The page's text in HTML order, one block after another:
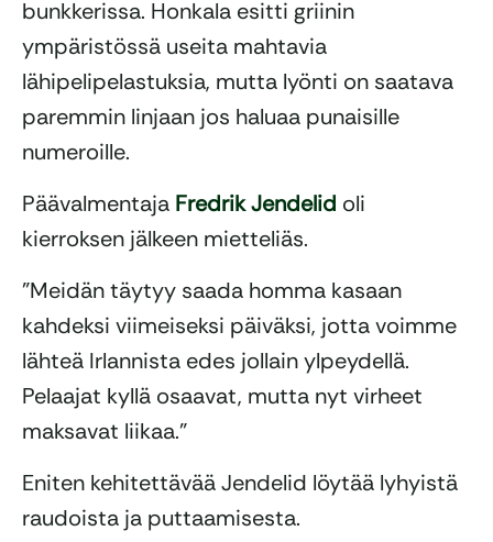
bunkkerissa. Honkala esitti griinin
ympäristössä useita mahtavia
lähipelipelastuksia, mutta lyönti on saatava
paremmin linjaan jos haluaa punaisille
numeroille.
Päävalmentaja Fredrik Jendelid oli
kierroksen jälkeen mietteliäs.
”Meidän täytyy saada homma kasaan
kahdeksi viimeiseksi päiväksi, jotta voimme
lähteä Irlannista edes jollain ylpeydellä.
Pelaajat kyllä osaavat, mutta nyt virheet
maksavat liikaa.”
Eniten kehitettävää Jendelid löytää lyhyistä
raudoista ja puttaamisesta.